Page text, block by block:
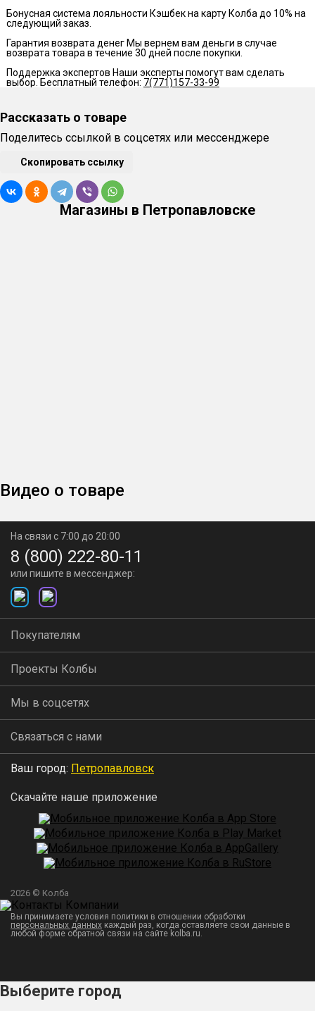
Бонусная система лояльности Кэшбек на карту Колба до 10% на
следующий заказ.
Гарантия возврата денег Мы вернем вам деньги в случае
возврата товара в течение 30 дней после покупки.
Поддержка экспертов Наши эксперты помогут вам сделать
выбор. Бесплатный телефон: 7(771)157-33-99
Рассказать о товаре
Поделитесь ссылкой в соцсетях или мессенджере
Скопировать ссылку
Магазины в Петропавловске
Видео о товаре
На связи с 7:00 до 20:00
8 (800) 222-80-11
или пишите в мессенджер:
Покупателям
Проекты Колбы
Мы в соцсетях
Связаться с нами
Ваш город: Петропавловск
Скачайте наше приложение
2026 © Колба
Вы принимаете условия политики в отношении обработки
персональных данных каждый раз, когда оставляете свои данные в
любой форме обратной связи на сайте kolba.ru.
Выберите город